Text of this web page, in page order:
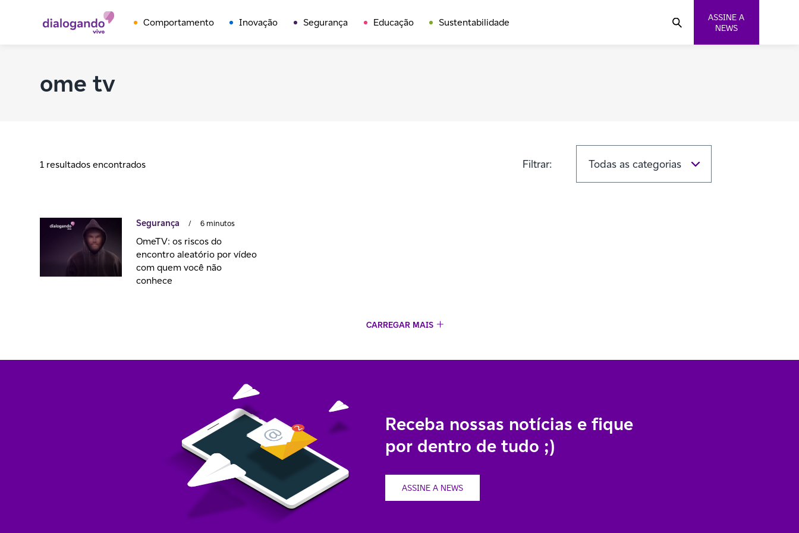
Comportamento Inovação Segurança Educação Sustentabilidade
ASSINE A
NEWS
ome tv
1 resultados encontrados Filtrar:
Segurança / 6 minutos
OmeTV: os riscos do
encontro aleatório por vídeo
com quem você não
conhece
CARREGAR MAIS
Receba nossas notícias e fique
por dentro de tudo ;)
ASSINE A NEWS